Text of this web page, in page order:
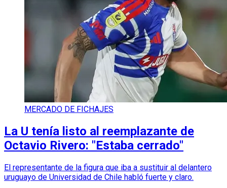
MERCADO DE FICHAJES
La U tenía listo al reemplazante de
Octavio Rivero: "Estaba cerrado"
El representante de la figura que iba a sustituir al delantero
uruguayo de Universidad de Chile habló fuerte y claro.